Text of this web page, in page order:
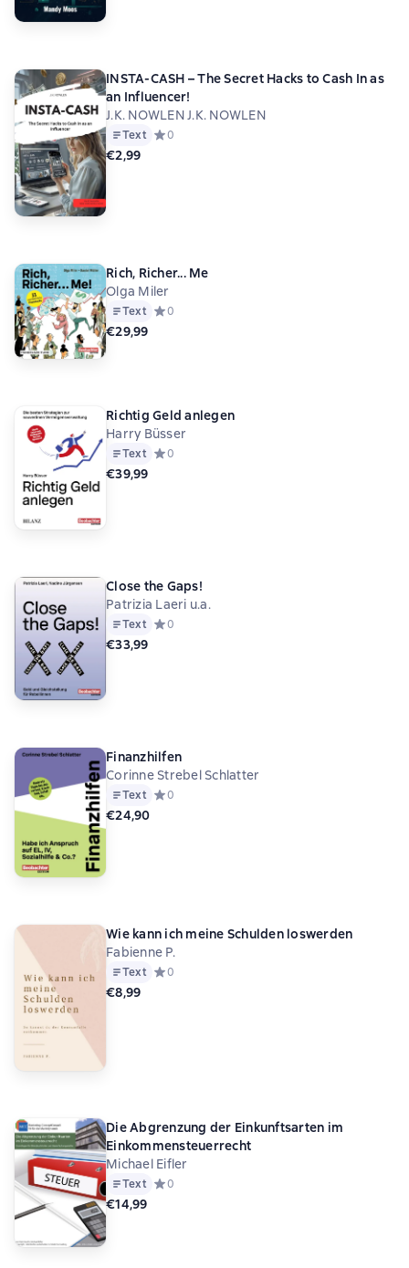
INSTA-CASH – The Secret Hacks to Cash In as
an Influencer!
J.K. NOWLEN J.K. NOWLEN
Text Средний рейтинг 0 на основе 0 оценок
0
€2,99
Rich, Richer... Me
Olga Miler
Text Средний рейтинг 0 на основе 0 оценок
0
€29,99
Richtig Geld anlegen
Harry Büsser
Text Средний рейтинг 0 на основе 0 оценок
0
€39,99
Close the Gaps!
Patrizia Laeri u.a.
Text Средний рейтинг 0 на основе 0 оценок
0
€33,99
Finanzhilfen
Corinne Strebel Schlatter
Text Средний рейтинг 0 на основе 0 оценок
0
€24,90
Wie kann ich meine Schulden loswerden
Fabienne P.
Text Средний рейтинг 0 на основе 0 оценок
0
€8,99
Die Abgrenzung der Einkunftsarten im
Einkommensteuerrecht
Michael Eifler
Text Средний рейтинг 0 на основе 0 оценок
0
€14,99